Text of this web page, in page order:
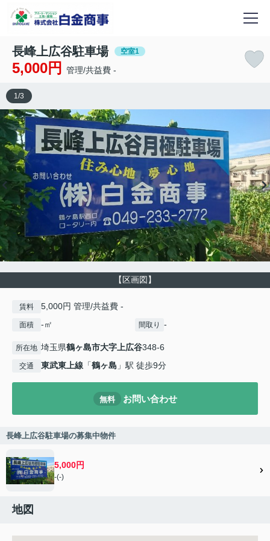
長峰上広谷駐車場 空室1
5,000円 管理/共益費 -
【区画図】
1 /3
賃料 5,000円 管理/共益費 -
面積 -㎡ 間取り -
所在地 埼玉県鶴ヶ島市大字上広谷348-6
交通 東武東上線 「鶴ヶ島 」駅 徒歩9分
無料 お問い合わせ
長峰上広谷駐車場の募集中物件
5,000円
-(-)
地図